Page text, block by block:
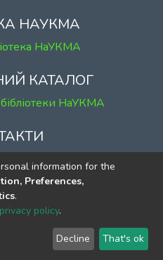
НАУКМА
НаУКМА
КАТАЛОГ
НаУКМА
Сковороди, 2
120
69-31
information for the
Preferences,
.
privacy policy.
Decline That's ok